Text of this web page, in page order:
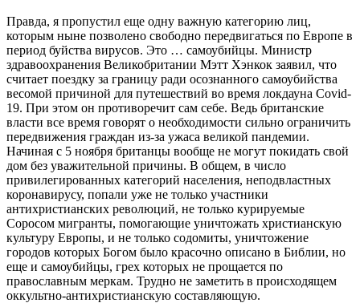
Правда, я пропустил еще одну важную категорию лиц,
которым ныне позволено свободно передвигаться по Европе в
период буйства вирусов. Это … самоубийцы. Министр
здравоохранения Великобритании Мэтт Хэнкок заявил, что
считает поездку за границу ради осознанного самоубийства
весомой причиной для путешествий во время локдауна Covid-
19. При этом он противоречит сам себе. Ведь британские
власти все время говорят о необходимости сильно ограничить
передвижения граждан из-за ужаса великой пандемии.
Начиная с 5 ноября британцы вообще не могут покидать свой
дом без уважительной причины. В общем, в число
привилегированных категорий населения, неподвластных
коронавирусу, попали уже не только участники
антихристианских революций, не только курируемые
Соросом мигранты, помогающие уничтожать христианскую
культуру Европы, и не только содомиты, уничтожение
городов которых Богом было красочно описано в Библии, но
еще и самоубийцы, грех которых не прощается по
православным меркам. Трудно не заметить в происходящем
оккультно-антихристианскую составляющую.